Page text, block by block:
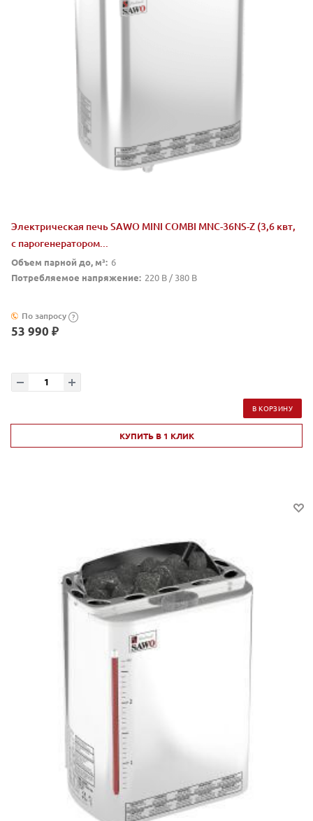
Электрическая печь SAWO MINI COMBI MNC-36NS-Z (3,6 квт,
с парогенератором...
Объем парной до, м³: 6
Потребляемое напряжение: 220 В / 380 В
По запросу ?
53 990 ₽
В КОРЗИНУ
КУПИТЬ В 1 КЛИК